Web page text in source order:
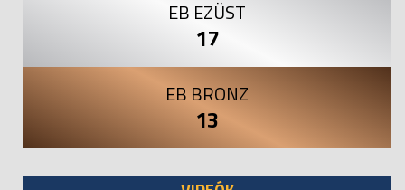
EB EZÜST
17
EB BRONZ
13